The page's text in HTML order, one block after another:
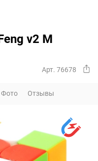
v2 M
Арт. 76678
Фото Отзывы